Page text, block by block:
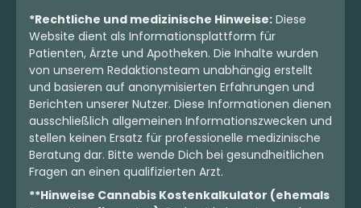
*Rechtliche und medizinische Hinweise: Diese
Website dient als Informationsplattform für
Patienten, Ärzte und Apotheken. Die Inhalte wurden
von unserem Redaktionsteam unabhängig erstellt
und basieren auf anonymisierten Erfahrungen und
Berichten unserer Nutzer. Diese Informationen dienen
ausschließlich allgemeinen Informationszwecken und
stellen keinen Ersatz für professionelle medizinische
Beratung dar. Bitte wende Dich bei gesundheitlichen
Fragen an einen qualifizierten Arzt.
**Hinweise Cannabis Kostenkalkulator (ehemals